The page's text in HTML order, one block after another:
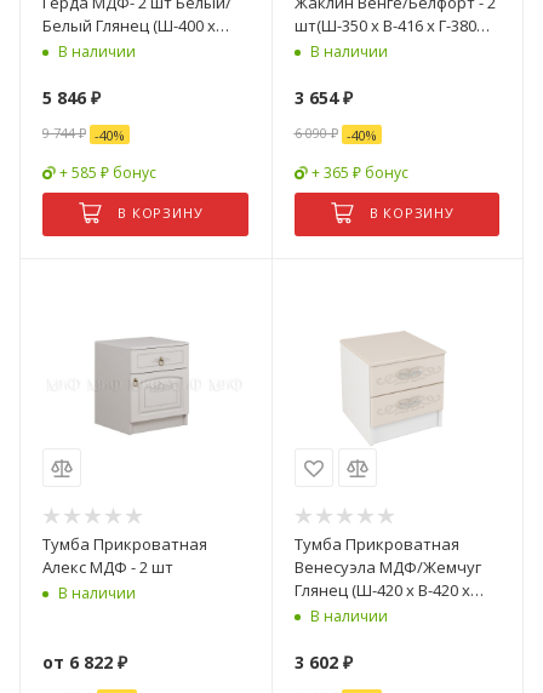
Белый Глянец (Ш-400 x
В-566 x Г-350 мм)
В наличии
5 846 ₽
9 744₽ -40%
+ 585 ₽ бонус
В КОРЗИНУ
шт(Ш-350 х В-416 х Г-380
мм)В наличии
3 654₽
6 090₽ -40%
+ 365 ₽ бонус
В КОРЗИНУ
Тумба Прикроватная
Алекс МДФ - 2 шт
В наличии
от 6 822 ₽
Тумба Прикроватная
Венесуэла МДФ/Жемчуг
Глянец (Ш-420 х В-420 х
Г-400 мм)
В наличии
3 602₽